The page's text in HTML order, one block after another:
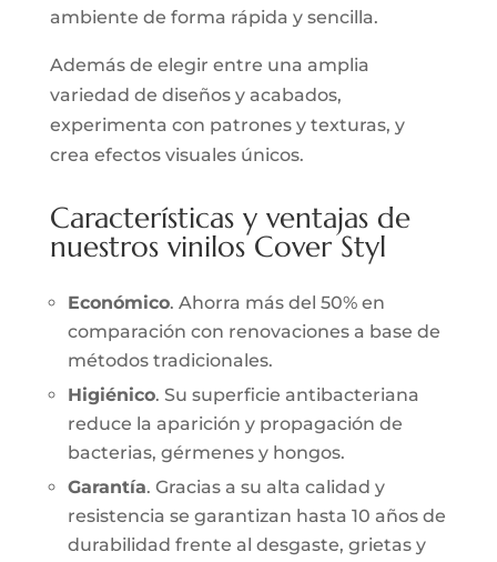
ambiente de forma rápida y sencilla.
Además de elegir entre una amplia
variedad de diseños y acabados,
experimenta con patrones y texturas, y
crea efectos visuales únicos.
Características y ventajas de
nuestros vinilos Cover Styl
Económico. Ahorra más del 50% en
comparación con renovaciones a base de
métodos tradicionales.
Higiénico. Su superficie antibacteriana
reduce la aparición y propagación de
bacterias, gérmenes y hongos.
Garantía. Gracias a su alta calidad y
resistencia se garantizan hasta 10 años de
durabilidad frente al desgaste, grietas y